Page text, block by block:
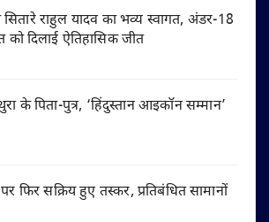
राहुल यादव का भव्य स्वागत, अंडर-18
दिलाई ऐतिहासिक जीत
के पिता-पुत्र, ‘हिंदुस्तान आइकॉन सम्मान’
फिर सक्रिय हुए तस्कर, प्रतिबंधित सामानों